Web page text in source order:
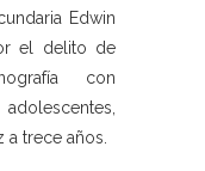
Edwin
el delito de
con
trece años.